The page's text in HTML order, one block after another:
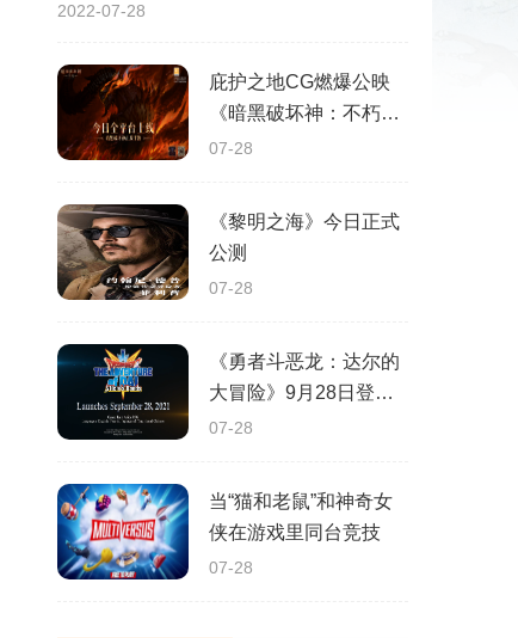
2022-07-28
庇护之地CG燃爆公映
《暗黑破坏神：不朽》
今日全平台上线
07-28
《黎明之海》今日正式
公测
07-28
《勇者斗恶龙：达尔的
大冒险》9月28日登陆
苹果谷歌应用商店
07-28
当“猫和老鼠”和神奇女
侠在游戏里同台竞技
07-28